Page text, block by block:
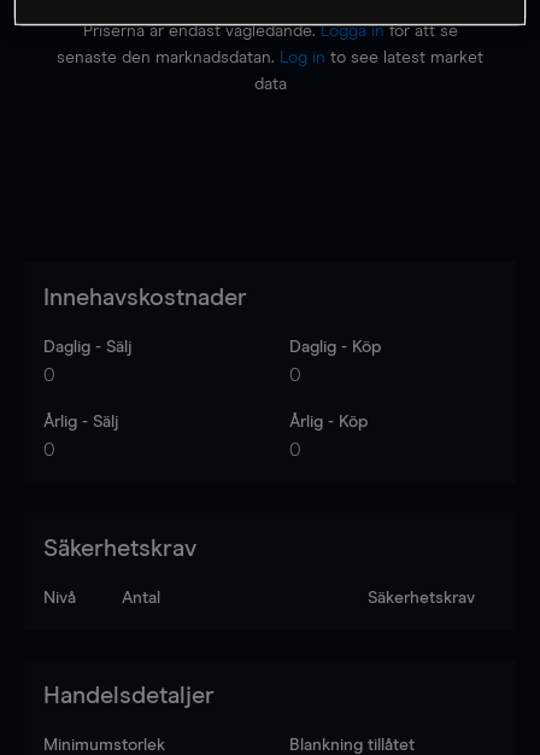
Priserna är endast vägledande.Logga inför att se
senaste den marknadsdatan.
Log in to see latest market
data
Innehavskostnader
Daglig - Sälj
0
Daglig - Köp
0
Årlig - Sälj
0
Årlig - Köp
0
Säkerhetskrav
Nivå Antal Säkerhetskrav
Handelsdetaljer
Minimumstorlek Blankning tillåtet